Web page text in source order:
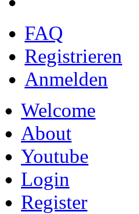
FAQ
Registrieren
Anmelden
Welcome
About
Youtube
Login
Register